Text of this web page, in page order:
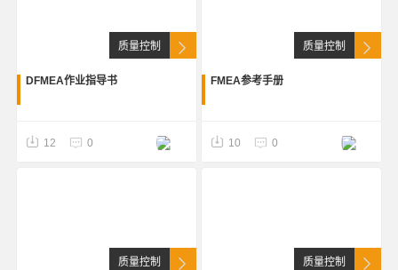
质量控制
DFMEA作业指导书
12 0
质量控制
FMEA参考手册
10 0
质量控制 质量控制